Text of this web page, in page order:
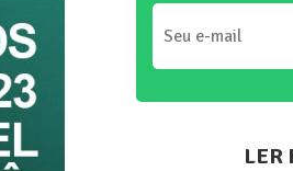
LER